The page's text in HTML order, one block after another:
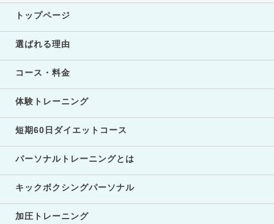
トップページ
選ばれる理由
コース・料金
体験トレーニング
短期60日ダイエットコース
パーソナルトレーニングとは
キックボクシングパーソナル
加圧トレーニング